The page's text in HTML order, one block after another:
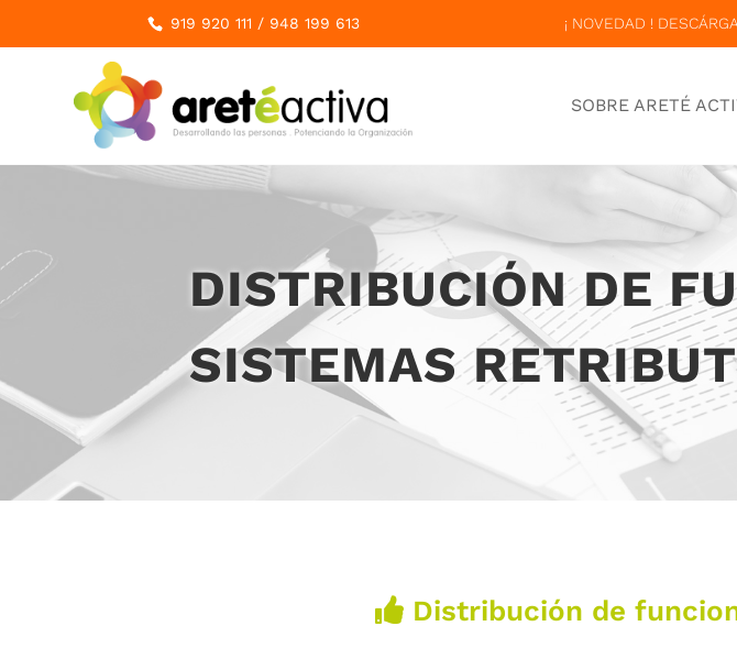
919 920 111 / 948 199 613 ¡ NOVEDAD !
SOBRE ARETÉ
DISTRIBUCIÓN DE
SISTEMAS
Distribución de